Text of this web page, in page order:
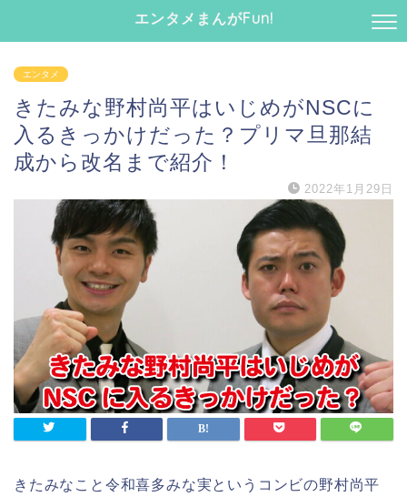
エンタメまんがFun!
エンタメ
きたみな野村尚平はいじめがNSCに
入るきっかけだった？プリマ旦那結
成から改名まで紹介！
2022年1月29日
きたみなこと令和喜多みな実というコンビの野村尚平